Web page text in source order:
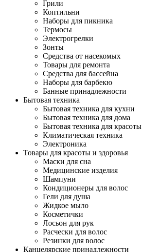
Грили
Коптильни
Наборы для пикника
Термосы
Электрогрелки
Зонты
Средства от насекомых
Товары для ремонта
Средства для бассейна
Наборы для барбекю
Банные принадлежности
Бытовая техника
Бытовая техника для кухни
Бытовая техника для дома
Бытовая техника для красоты
Климатическая техника
Электроника
Товары для красоты и здоровья
Маски для сна
Медицинские изделия
Шампуни
Кондиционеры для волос
Гели для душа
Жидкое мыло
Косметички
Лосьон для рук
Расчески для волос
Резинки для волос
Канцелярские принадлежности